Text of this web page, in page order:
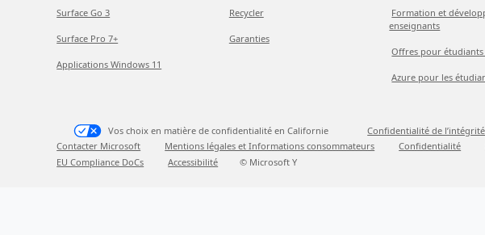
Surface Go 3
Surface Pro 7+
Applications Windows 11
Recycler
Garanties
Formation et
enseignants
Offres pour
Azure pour les
Vos choix en matière de confidentialité en Californie
Confidentialité de
Contacter Microsoft
Mentions légales et Informations consommateurs Confidentialité
EU Compliance DoCs
Accessibilité © Microsoft Y